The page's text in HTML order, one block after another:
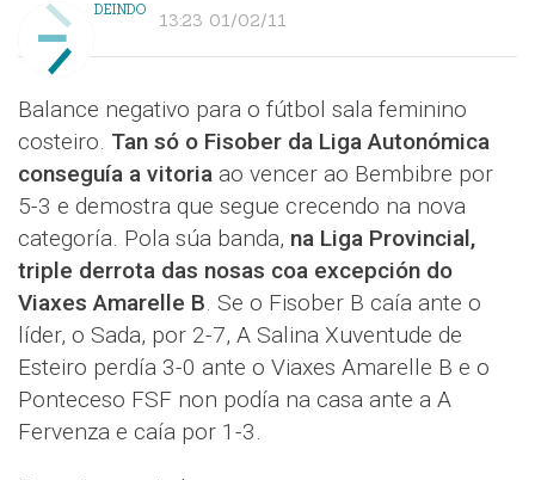
DEINDO 13:23 01/02/11
Balance negativo para o fútbol sala feminino
costeiro. Tan só o Fisober da Liga Autonómica
conseguía a vitoria ao vencer ao Bembibre por
5-3 e demostra que segue crecendo na nova
categoría. Pola súa banda, na Liga Provincial,
triple derrota das nosas coa excepción do
Viaxes Amarelle B. Se o Fisober B caía ante o
líder, o Sada, por 2-7, A Salina Xuventude de
Esteiro perdía 3-0 ante o Viaxes Amarelle B e o
Ponteceso FSF non podía na casa ante a A
Fervenza e caía por 1-3.